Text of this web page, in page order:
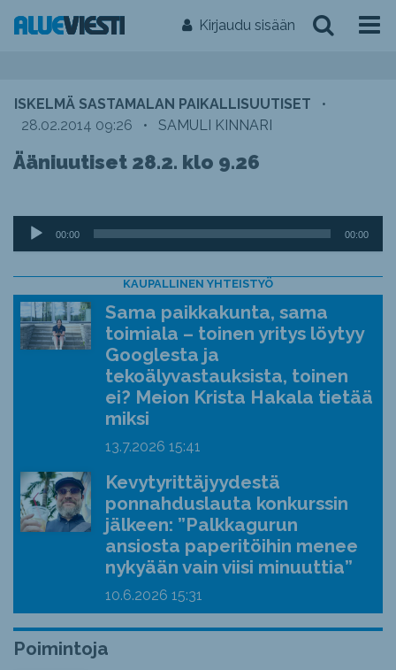
Kirjaudu sisään
ISKELMÄ SASTAMALAN PAIKALLISUUTISET
•
28.02.2014 09:26
• SAMULI KINNARI
Ääniuutiset 28.2. klo 9.26
Äänitoistin
00:00 00:00
KAUPALLINEN YHTEISTYÖ
Sama paikkakunta, sama
toimiala – toinen yritys löytyy
Googlesta ja
tekoälyvastauksista, toinen
ei? Meion Krista Hakala tietää
miksi
13.7.2026 15:41
Kevytyrittäjyydestä
ponnahduslauta konkurssin
jälkeen: ”Palkkagurun
ansiosta paperitöihin menee
nykyään vain viisi minuuttia”
10.6.2026 15:31
Poimintoja